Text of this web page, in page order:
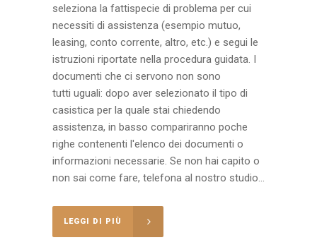
seleziona la fattispecie di problema per cui
necessiti di assistenza (esempio mutuo,
leasing, conto corrente, altro, etc.) e segui le
istruzioni riportate nella procedura guidata. I
documenti che ci servono non sono
tutti uguali: dopo aver selezionato il tipo di
casistica per la quale stai chiedendo
assistenza, in basso compariranno poche
righe contenenti l'elenco dei documenti o
informazioni necessarie. Se non hai capito o
non sai come fare, telefona al nostro studio...
LEGGI DI PIÙ